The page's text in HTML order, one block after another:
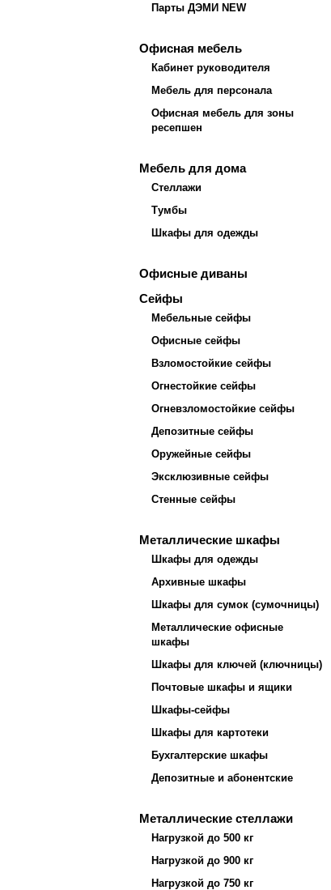
Парты ДЭМИ NEW
Офисная мебель
Кабинет руководителя
Мебель для персонала
Офисная мебель для зоны
ресепшен
Мебель для дома
Стеллажи
Тумбы
Шкафы для одежды
Офисные диваны
Сейфы
Мебельные сейфы
Офисные сейфы
Взломостойкие сейфы
Огнестойкие сейфы
Огневзломостойкие сейфы
Депозитные сейфы
Оружейные сейфы
Эксклюзивные сейфы
Стенные сейфы
Металлические шкафы
Шкафы для одежды
Архивные шкафы
Шкафы для сумок (сумочницы)
Металлические офисные
шкафы
Шкафы для ключей (ключницы)
Почтовые шкафы и ящики
Шкафы-сейфы
Шкафы для картотеки
Бухгалтерские шкафы
Депозитные и абонентские
Металлические стеллажи
Нагрузкой до 500 кг
Нагрузкой до 900 кг
Нагрузкой до 750 кг